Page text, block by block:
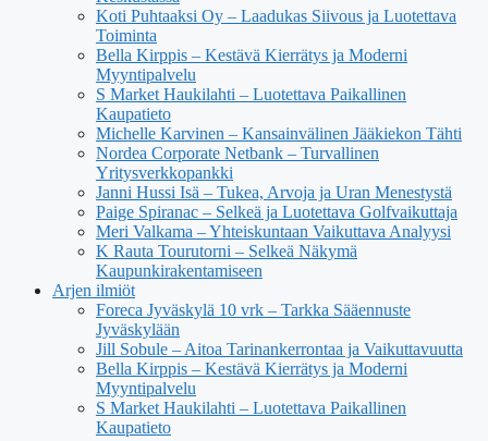
Koti Puhtaaksi Oy – Laadukas Siivous ja Luotettava
Toiminta
Bella Kirppis – Kestävä Kierrätys ja Moderni
Myyntipalvelu
S Market Haukilahti – Luotettava Paikallinen
Kaupatieto
Michelle Karvinen – Kansainvälinen Jääkiekon Tähti
Nordea Corporate Netbank – Turvallinen
Yritysverkkopankki
Janni Hussi Isä – Tukea, Arvoja ja Uran Menestystä
Paige Spiranac – Selkeä ja Luotettava Golfvaikuttaja
Meri Valkama – Yhteiskuntaan Vaikuttava Analyysi
K Rauta Tourutorni – Selkeä Näkymä
Kaupunkirakentamiseen
Arjen ilmiöt
Foreca Jyväskylä 10 vrk – Tarkka Sääennuste
Jyväskylään
Jill Sobule – Aitoa Tarinankerrontaa ja Vaikuttavuutta
Bella Kirppis – Kestävä Kierrätys ja Moderni
Myyntipalvelu
S Market Haukilahti – Luotettava Paikallinen
Kaupatieto